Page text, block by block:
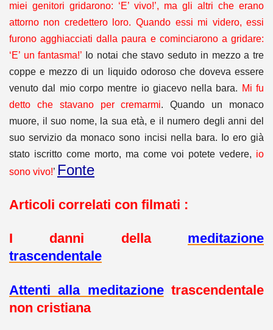
miei genitori gridarono: ‘E’ vivo!’, ma gli altri che erano
attorno non credettero loro. Quando essi mi videro, essi
furono agghiacciati dalla paura e cominciarono a gridare:
‘E’ un fantasma!’ Io notai che stavo seduto in mezzo a tre
coppe e mezzo di un liquido odoroso che doveva essere
venuto dal mio corpo mentre io giacevo nella bara. Mi fu
detto che stavano per cremarmi. Quando un monaco
muore, il suo nome, la sua età, e il numero degli anni del
suo servizio da monaco sono incisi nella bara. Io ero già
stato iscritto come morto, ma come voi potete vedere, io
sono vivo!’ Fonte
Articoli correlati con filmati :
I danni della
meditazione
trascendentale
Attenti alla meditazione trascendentale
non cristiana